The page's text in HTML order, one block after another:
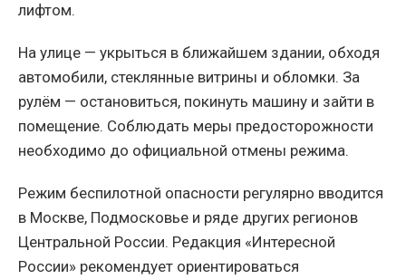
лифтом.
На улице — укрыться в ближайшем здании, обходя
автомобили, стеклянные витрины и обломки. За
рулём — остановиться, покинуть машину и зайти в
помещение. Соблюдать меры предосторожности
необходимо до официальной отмены режима.
Режим беспилотной опасности регулярно вводится
в Москве, Подмосковье и ряде других регионов
Центральной России. Редакция «Интересной
России» рекомендует ориентироваться